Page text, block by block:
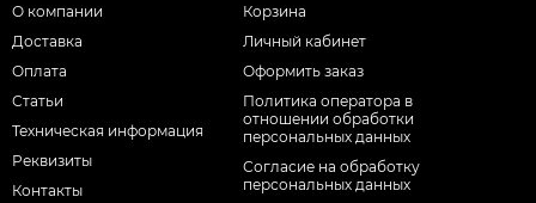
О компании
Доставка
Оплата
Статьи
Техническая информация
Реквизиты
Контакты
Корзина
Личный кабинет
Оформить заказ
Политика оператора в
отношении обработки
персональных данных
Согласие на обработку
персональных данных